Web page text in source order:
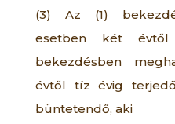
(3) Az (1)
esetben két
bekezdésben
évtől tíz évig terjedő
büntetendő, aki